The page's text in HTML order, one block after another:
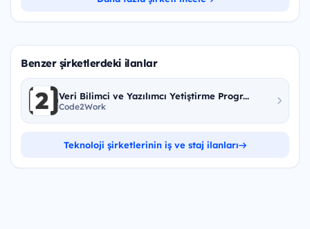
Benzer şirketlerdeki ilanlar
Veri Bilimci ve Yazılımcı Yetiştirme Progr...
Code2Work
Teknoloji şirketlerinin iş ve staj ilanları